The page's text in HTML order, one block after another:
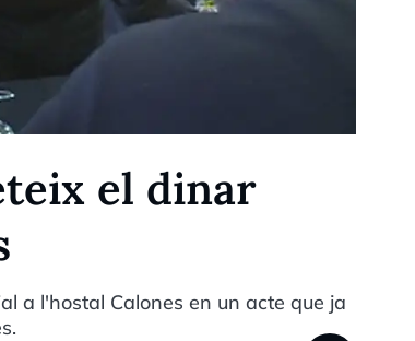
el dinar
a l'hostal Calones en un acte que ja